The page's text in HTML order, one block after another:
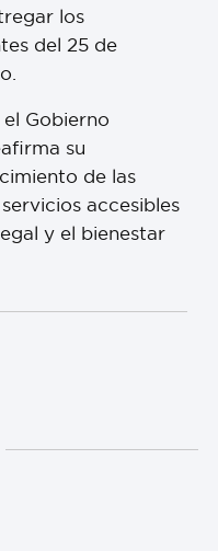
los
del 25 de
Gobierno
su
de las
accesibles
y el bienestar